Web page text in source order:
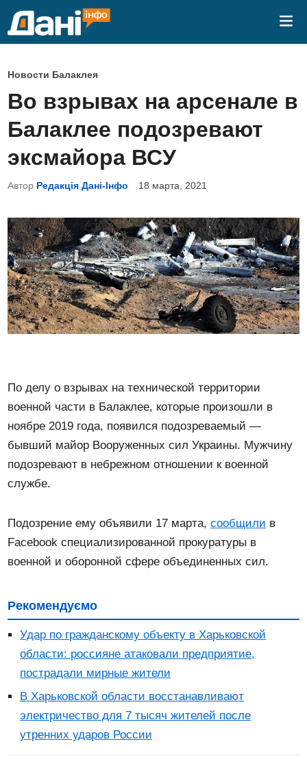
О
п
у
б
л
и
к
в
а
н
о
в
Новости Балаклея
Во взрывах на арсенале в
Балаклее подозревают
эксмайора ВСУ
Автор Редакція Дані-Інфо 18 марта, 2021
По делу о взрывах на технической территории
военной части в Балаклее, которые произошли в
ноябре 2019 года, появился подозреваемый —
бывший майор Вооруженных сил Украины. Мужчину
подозревают в небрежном отношении к военной
службе.
Подозрение ему объявили 17 марта,сообщили в
Facebook специализированной прокуратуры в
военной и оборонной сфере объединенных сил.
Рекомендуємо
Удар по гражданскому объекту в Харьковской
области: россияне атаковали предприятие,
пострадали мирные жители
В Харьковской области восстанавливают
электричество для 7 тысяч жителей после
утренних ударов России